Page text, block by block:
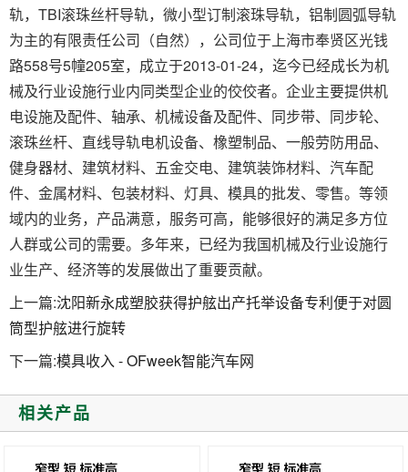
轨，TBI滚珠丝杆导轨，微小型订制滚珠导轨，铝制圆弧导轨
为主的有限责任公司（自然），公司位于上海市奉贤区光钱
路558号5幢205室，成立于2013-01-24，迄今已经成长为机
械及行业设施行业内同类型企业的佼佼者。企业主要提供机
电设施及配件、轴承、机械设备及配件、同步带、同步轮、
滚珠丝杆、直线导轨电机设备、橡塑制品、一般劳防用品、
健身器材、建筑材料、五金交电、建筑装饰材料、汽车配
件、金属材料、包装材料、灯具、模具的批发、零售。等领
域内的业务，产品满意，服务可高，能够很好的满足多方位
人群或公司的需要。多年来，已经为我国机械及行业设施行
业生产、经济等的发展做出了重要贡献。
上一篇:沈阳新永成塑胶获得护舷出产托举设备专利便于对圆
筒型护舷进行旋转
下一篇:模具收入 - OFweek智能汽车网
相关产品